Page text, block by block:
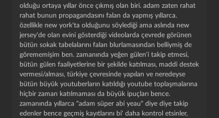
olduğu ortaya yıllar önce çıkmış olan biri. adam zaten rahat
rahat bunun propagandasını falan da yapmış yıllarca.
özellikle new york'ta olduğunu söylediği ama aslında new
jersey'de olan evini gösterdiği videolarda çevrede görünen
bütün sokak tabelalarını falan blurlamasından belliymiş de
görememişim ben. zamanında yeğen gülen'i takip etmesi,
bütün gülen faaliyetlerine bir şekilde katılması, maddi destek
vermesi/alması, türkiye çevresinde yapılan ve neredeyse
bütün büyük youtuberların katıldığı youtube toplaşmalarına
hiçbir zaman katılmaması da büyük ipuçları bence.
zamanında yıllarca "adam süper abi yeau" diye diye takip
edenler bence geçmiş kayıtlarını bi' daha kontrol etsinler,